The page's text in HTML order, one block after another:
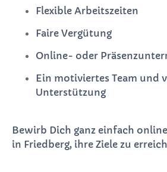
Flexible Arbeitszeiten
Faire Vergütung
Online- oder
Ein motiviertes Team und
Unterstützung
Bewirb Dich ganz einfach
in Friedberg, ihre Ziele zu